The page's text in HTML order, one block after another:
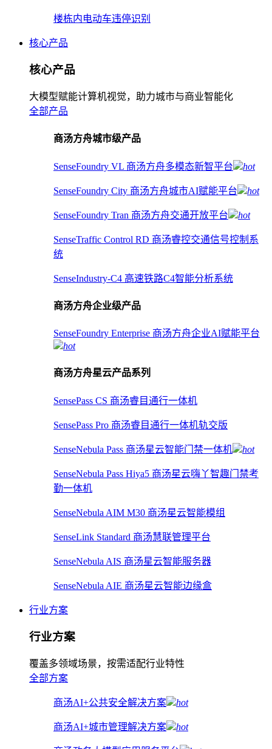
楼栋内电动车违停识别
核心产品
核心产品
大模型赋能计算机视觉，助力城市与商业智能化
全部产品
商汤方舟城市级产品
SenseFoundry VL 商汤方舟多模态新智平台 hot
SenseFoundry City 商汤方舟城市AI赋能平台 hot
SenseFoundry Tran 商汤方舟交通开放平台 hot
SenseTraffic Control RD 商汤睿控交通信号控制系
统
SenseIndustry-C4 高速铁路C4智能分析系统
商汤方舟企业级产品
SenseFoundry Enterprise 商汤方舟企业AI赋能平台
hot
商汤方舟星云产品系列
SensePass CS 商汤睿目通行一体机
SensePass Pro 商汤睿目通行一体机轨交版
SenseNebula Pass 商汤星云智能门禁一体机 hot
SenseNebula Pass Hiya5 商汤星云嗨丫智趣门禁考
勤一体机
SenseNebula AIM M30 商汤星云智能模组
SenseLink Standard 商汤慧联管理平台
SenseNebula AIS 商汤星云智能服务器
SenseNebula AIE 商汤星云智能边缘盒
行业方案
行业方案
覆盖多领域场景，按需适配行业特性
全部方案
商汤AI+公共安全解决方案 hot
商汤AI+城市管理解决方案 hot